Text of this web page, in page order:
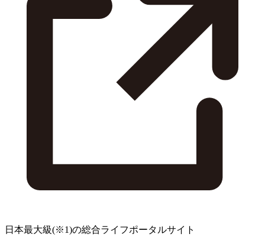
日本最大級(※1)の総合ライフポータルサイト